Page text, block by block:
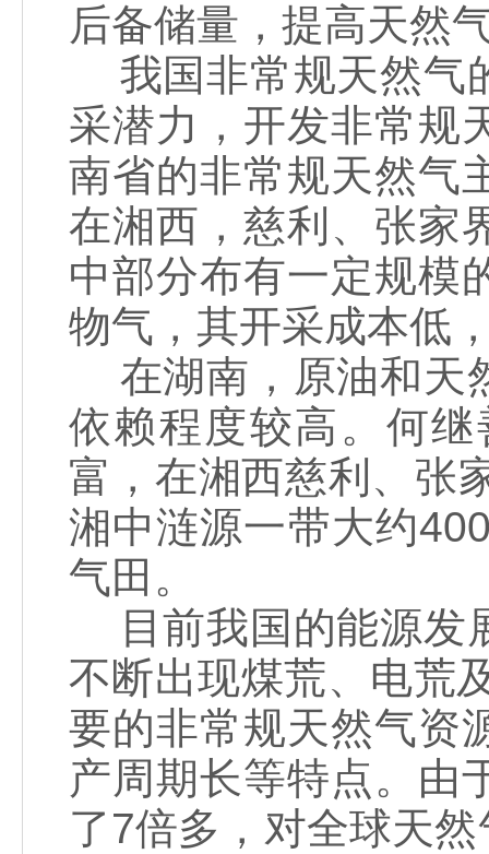
后备储量，提高天然
我国非常规天然气
采潜力，开发非常规
南省的非常规天然气
在湘西，慈利、张家
中部分布有一定规模
物气，其开采成本低
在湖南，原油和天
依赖程度较高。何
富，在湘西慈利、张
湘中涟源一带大约
气田。
目前我国的能源发
不断出现煤荒、电荒
要的非常规天然气资
产周期长等特点。由
了7倍多，对全球天